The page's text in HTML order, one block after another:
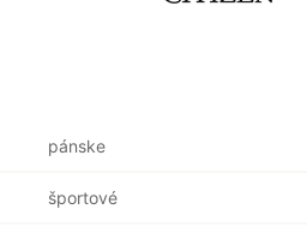
pánske
športové